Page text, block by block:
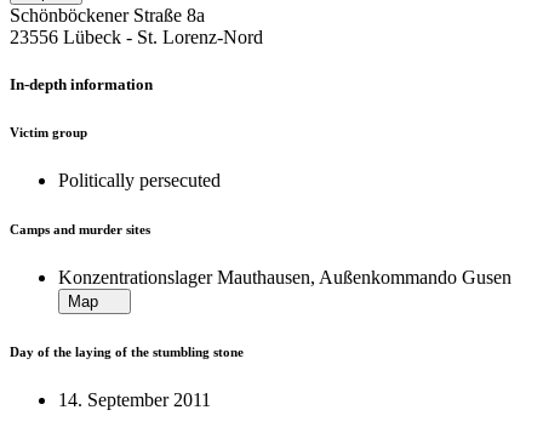
Schönböckener Straße 8a
23556 Lübeck ‐ St. Lorenz-Nord
In-depth information
Victim group
Politically persecuted
Camps and murder sites
Konzentrationslager Mauthausen, Außenkommando Gusen
Day of the laying of the stumbling stone
14. September 2011